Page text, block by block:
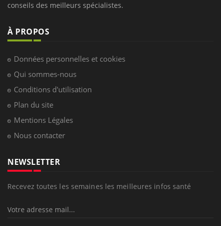
conseils des meilleurs spécialistes.
À PROPOS
Données personnelles et cookies
Qui sommes-nous
Conditions d'utilisation
Plan du site
Mentions Légales
Nous contacter
NEWSLETTER
Recevez toutes les semaines les meilleures infos santé